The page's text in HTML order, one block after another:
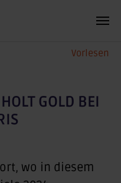
Vorlesen
GOLD BEI
wo in diesem